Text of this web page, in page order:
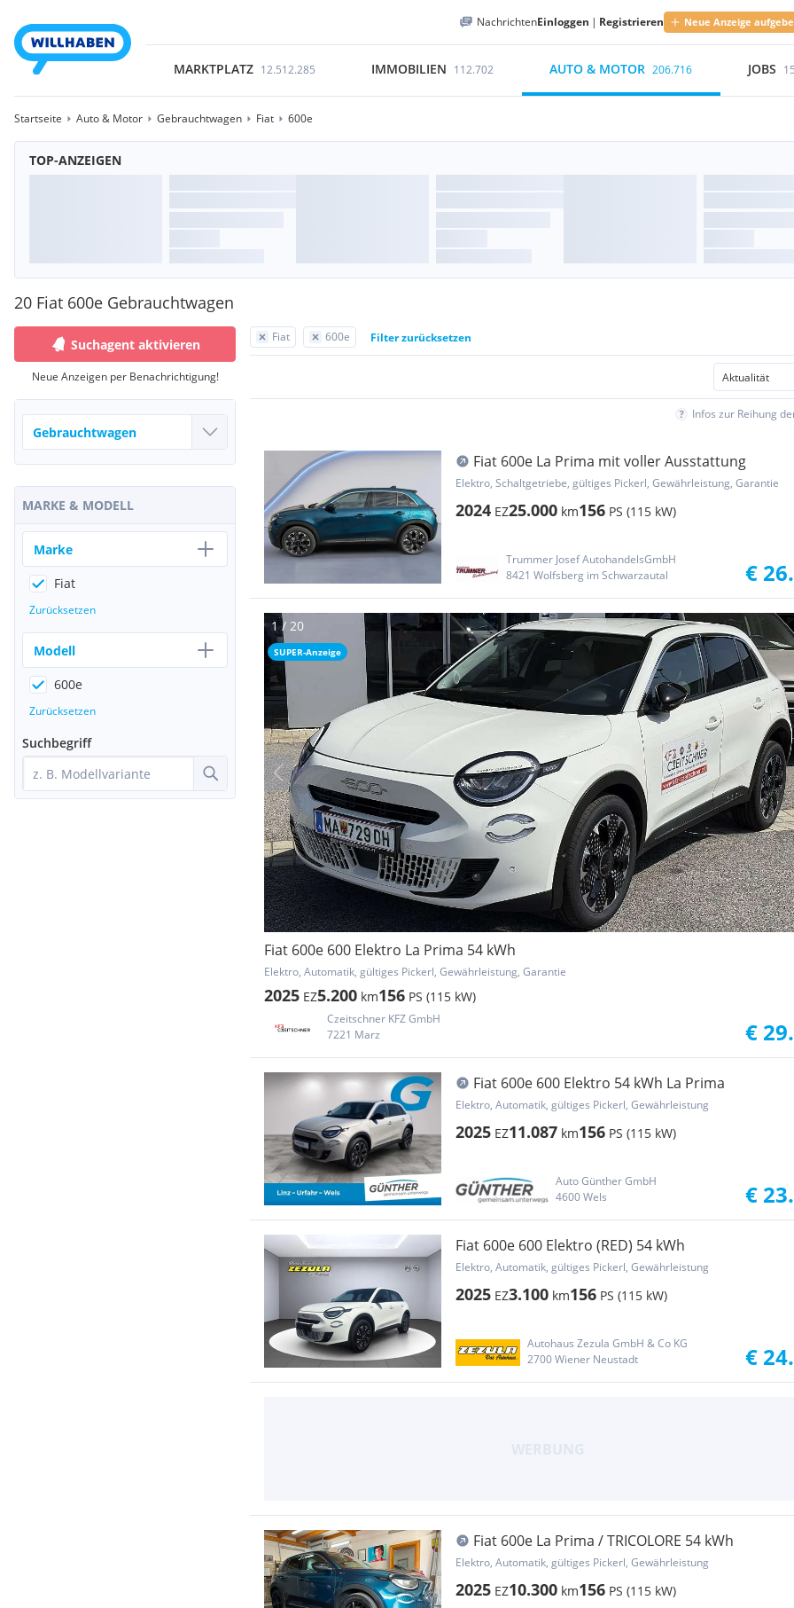
NachrichtenEinloggen | Registrieren Neue Anzeige
MARKTPLATZ 12.512.285 IMMOBILIEN 112.702 AUTO & MOTOR 206.716 JOBS
Startseite Auto & Motor Gebrauchtwagen Fiat 600e
TOP-ANZEIGEN
20 Fiat 600e Gebrauchtwagen
Fiat 600e Filter zurücksetzen
Infos zur Reihung
Fiat 600e La Prima mit voller Ausstattung
Elektro, Schaltgetriebe, gültiges Pickerl, Gewährleistung, Garantie
2024 EZ25.000 km156 PS (115 kW)
Trummer Josef AutohandelsGmbH
8421 Wolfsberg im Schwarzautal
€
SUPER-Anzeige
Fiat 600e 600 Elektro La Prima 54 kWh
Elektro, Automatik, gültiges Pickerl, Gewährleistung, Garantie
2025 EZ5.200 km156 PS (115 kW)
Czeitschner KFZ GmbH
7221 Marz
€
Fiat 600e 600 Elektro 54 kWh La Prima
Elektro, Automatik, gültiges Pickerl, Gewährleistung
2025 EZ11.087 km156 PS (115 kW)
Auto Günther GmbH
4600 Wels
€
Fiat 600e 600 Elektro (RED) 54 kWh
Elektro, Automatik, gültiges Pickerl, Gewährleistung
2025 EZ3.100 km156 PS (115 kW)
Autohaus Zezula GmbH & Co KG
2700 Wiener Neustadt
€
Fiat 600e La Prima / TRICOLORE 54 kWh
Elektro, Automatik, gültiges Pickerl, Gewährleistung
2025 EZ10.300 km156 PS (115 kW)
Suchagent aktivieren
Neue Anzeigen per Benachrichtigung!
MARKE & MODELL
Marke
Fiat
Zurücksetzen
Modell
600e
Zurücksetzen
Suchbegriff